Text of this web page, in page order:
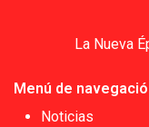
La Nueva
Menú de
Noticias